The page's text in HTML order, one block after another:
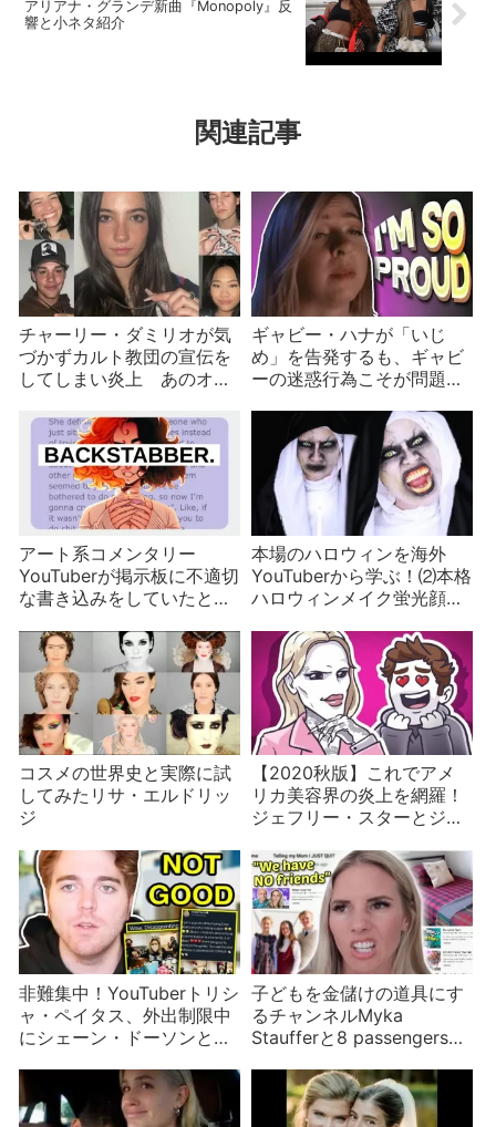
アリアナ・グランデ新曲『Monopoly』反
響と小ネタ紹介
関連記事
チャーリー・ダミリオが気
づかずカルト教団の宣伝を
してしまい炎上 あのオリ
ギャビー・ハナが「いじ
め」を告発するも、ギャビ
ーの迷惑行為こそが問題だ
アート系コメンタリー
YouTuberが掲示板に不適切
な書き込みをしていたと暴
本場のハロウィンを海外
YouTuberから学ぶ！⑵本格
ハロウィンメイク蛍光顔料
コスメの世界史と実際に試
してみたリサ・エルドリッ
ジ
【2020秋版】これでアメ
リカ美容界の炎上を網羅！
ジェフリー・スターとジェ
ィとシェーン・ドーソン
非難集中！YouTuberトリシ
ャ・ペイタス、外出制限中
にシェーン・ドーソンと誕
子どもを金儲けの道具にす
るチャンネルMyka
Staufferと8 passengers虐